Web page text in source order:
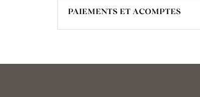
PAIEMENTS ET ACOMPTES